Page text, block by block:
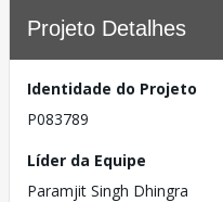
Projeto Detalhes
Identidade do Projeto
P083789
Líder da Equipe
Paramjit Singh Dhingra